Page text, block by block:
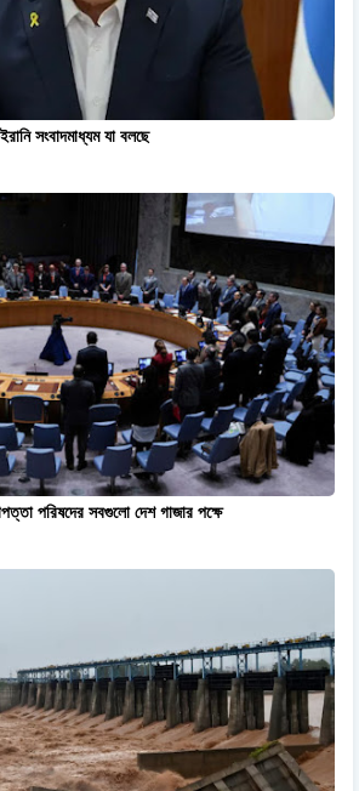
সংবাদমাধ্যম যা বলছে
পরিষদের সবগুলো দেশ গাজার পক্ষে